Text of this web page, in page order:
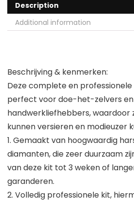
Description
Additional information
Beschrijving & kenmerken:
Deze complete en professionele
perfect voor doe-het-zelvers en
handwerkliefhebbers, waardoor
kunnen versieren en modieuzer
1. Gemaakt van hoogwaardig
diamanten, die zeer duurzaam
van deze kit tot 3 weken of
garanderen.
2. Volledig professionele kit,